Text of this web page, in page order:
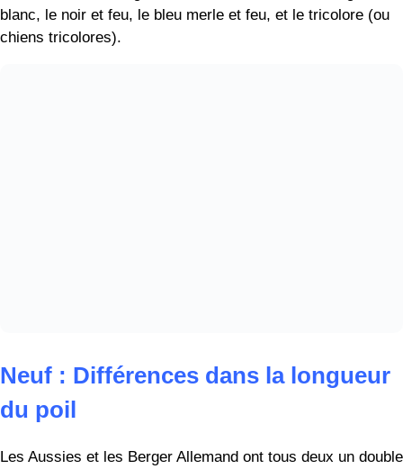
Le type le plus courant est celui de longueur moyenne.
rarement chez les teruvens belges et les border collies.
Cette affection provoque des modifications de la cornée et
de la paupière interne qui peuvent entraîner la cécité, note